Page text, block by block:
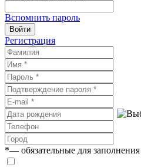
Вспомнить пароль
Войти
Регистрация
*— обязательные для